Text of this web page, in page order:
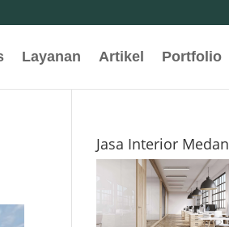
Layanan Artikel Portfolio
Jasa Interior Medan